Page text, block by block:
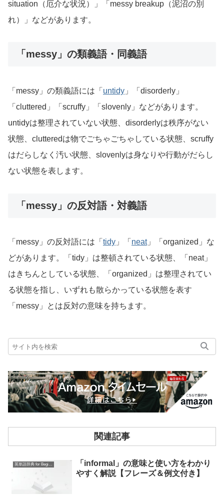
situation（厄介な状況）」「messy breakup（泥沼の別
れ）」などがあります。
「messy」の類義語・同義語
「messy」の類義語には「 untidy 」「disorderly」
「cluttered」「scruffy」「slovenly」などがあります。
untidyは整理されていない状態、disorderlyは秩序がない
状態、clutteredは物でごちゃごちゃしている状態、scruffy
はだらしなく汚い状態、slovenlyは身なりや行動がだらし
ない状態を表します。
「messy」の反対語・対義語
「messy」の反対語には「 tidy 」「 neat」「organized」な
どがあります。「tidy」は整頓されている状態、「neat」
はきちんとしている状態、「organized」は整理されてい
る状態を指し、いずれも散らかっている状態を表す
「messy」とは反対の意味を持ちます。
関連記事
英単語辞典 for Beginners
「informal」の意味と使い方をわかり
やすく解説【フレーズ＆例文付き】